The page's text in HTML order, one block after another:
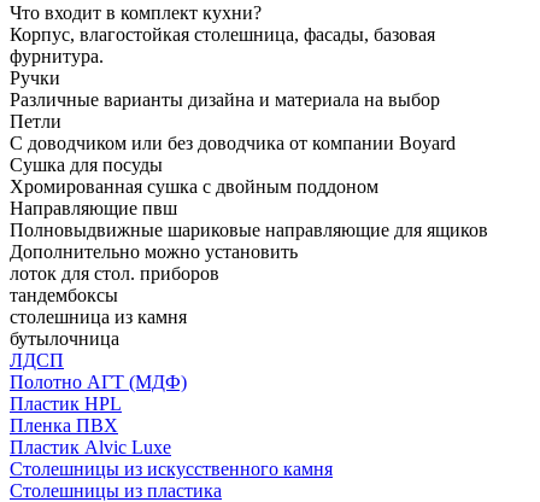
Что входит в комплект кухни?
Корпус, влагостойкая столешница, фасады, базовая
фурнитура.
Ручки
Различные варианты дизайна и материала на выбор
Петли
С доводчиком или без доводчика от компании Boyard
Сушка для посуды
Хромированная сушка с двойным поддоном
Направляющие пвш
Полновыдвижные шариковые направляющие для ящиков
Дополнительно можно установить
лоток для стол. приборов
тандембоксы
столешница из камня
бутылочница
ЛДСП
Полотно АГТ (МДФ)
Пластик HPL
Пленка ПВХ
Пластик Alvic Luxe
Столешницы из искусственного камня
Столешницы из пластика